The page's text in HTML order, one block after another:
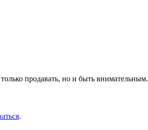
продавать, но и быть внимательным.
.